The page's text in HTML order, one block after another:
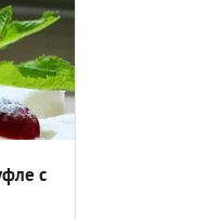
Он
–
с